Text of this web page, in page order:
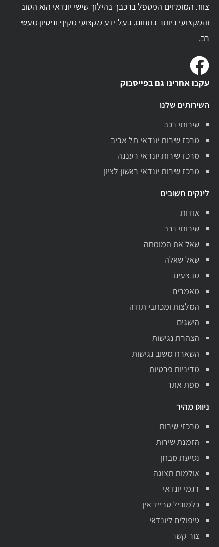
צוות המומחים המטפל ברכבך בהילוך שישי יונדאי הוא הטוב
והמקצועי ביותר בתחום. בעל ידע מקצועי מקיף וניסיון מעשי
רב.
עקבו אחרינו גם בפייסבוק
השירותים שלנו
שירותי רכב
מרכז שירות יונדאי תל אביב
מרכז שירות יונדאי רעננה
מרכז שירות יונדאי ראשון לציון
לינקים חשובים
אודות
שירותי רכב
שאל את המומחה
שאל שאלה
מבצעים
מאמרים
המלצות ומכתבי תודה
הישגים
הצהרת נגישות
השארת משוב נגישות
מדיניות פרטיות
מפת אתר
ניווט מהיר
מרכזי שירות
הזמנת שירות
נסיעת מבחן
אולמות תצוגה
דגמי יונדאי
כלמוביל טרייד אין
טיפולים ליונדאי
צור קשר